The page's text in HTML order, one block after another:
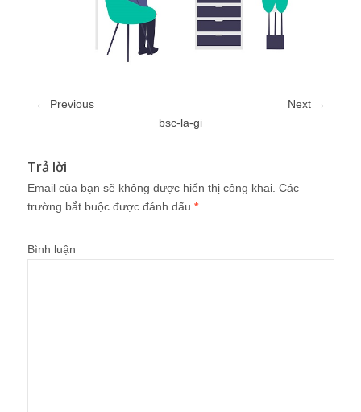
← Previous
Next →
bsc-la-gi
Trả lời
Email của bạn sẽ không được hiển thị công khai. Các
trường bắt buộc được đánh dấu *
Bình luận